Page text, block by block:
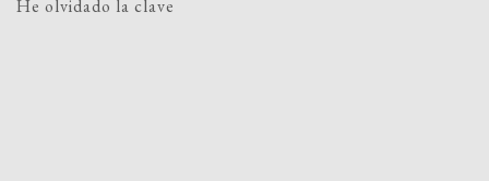
He olvidado la clave